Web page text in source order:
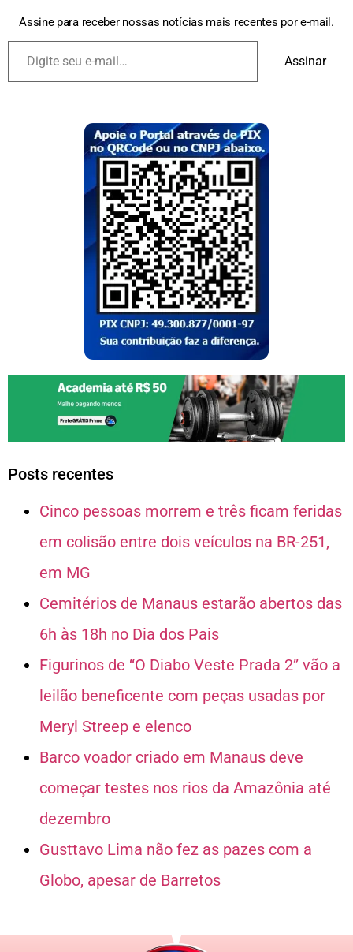
Assine para receber nossas notícias mais recentes por e-mail.
Assinar
Posts recentes
Cinco pessoas morrem e três ficam feridas
em colisão entre dois veículos na BR-251,
em MG
Cemitérios de Manaus estarão abertos das
6h às 18h no Dia dos Pais
Figurinos de “O Diabo Veste Prada 2” vão a
leilão beneficente com peças usadas por
Meryl Streep e elenco
Barco voador criado em Manaus deve
começar testes nos rios da Amazônia até
dezembro
Gusttavo Lima não fez as pazes com a
Globo, apesar de Barretos